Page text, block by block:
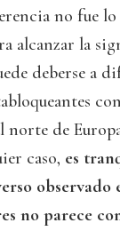
no fue
alcanzar la
deberse a
norte de
caso, es
observado
no parece